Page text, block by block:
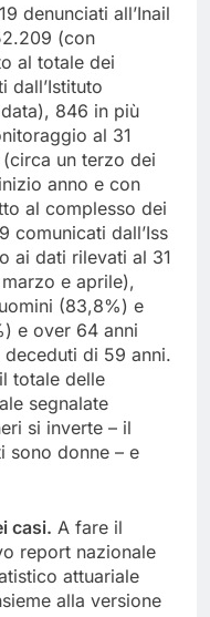
denunciati all’Inail
(con
al totale dei
dall’Istituto
846 in più
al 31
un terzo dei
anno e con
al complesso dei
comunicati dall’Iss
ai dati rilevati al 31
e aprile),
(83,8%) e
e over 64 anni
deceduti di 59 anni.
totale delle
segnalate
si inverte – il
sono donne – e
casi. A fare il
report nazionale
attuariale
alla versione